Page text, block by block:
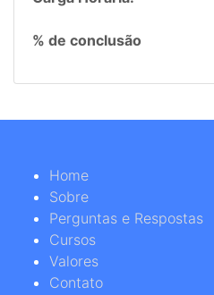
% de conclusão
Home
Sobre
Perguntas e Respostas
Cursos
Valores
Contato